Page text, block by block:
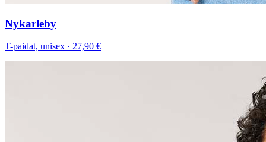
Nykarleby
T-paidat, unisex · 27,90 €